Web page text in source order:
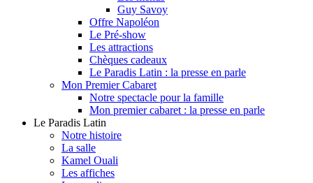
Guy Savoy
Offre Napoléon
Le Pré-show
Les attractions
Chèques cadeaux
Le Paradis Latin : la presse en parle
Mon Premier Cabaret
Notre spectacle pour la famille
Mon premier cabaret : la presse en parle
Le Paradis Latin
Notre histoire
La salle
Kamel Ouali
Les affiches